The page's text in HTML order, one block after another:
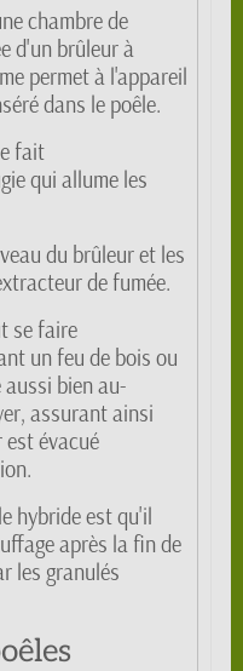
chambre de
d'un brûleur à
permet à l'appareil
dans le poêle.
fait
qui allume les
du brûleur et les
de fumée.
se faire
un feu de bois ou
bien au-
assurant ainsi
est évacué
hybride est qu'il
après la fin de
les granulés